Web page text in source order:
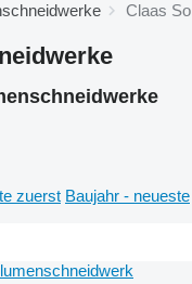
Claas
zuerst Baujahr - neueste